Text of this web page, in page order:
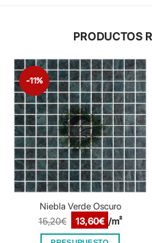
PRODUCTOS
-11%
Niebla Verde Oscuro
15,20€
El
precio
original
13,60€ El
precio
actual
/m²